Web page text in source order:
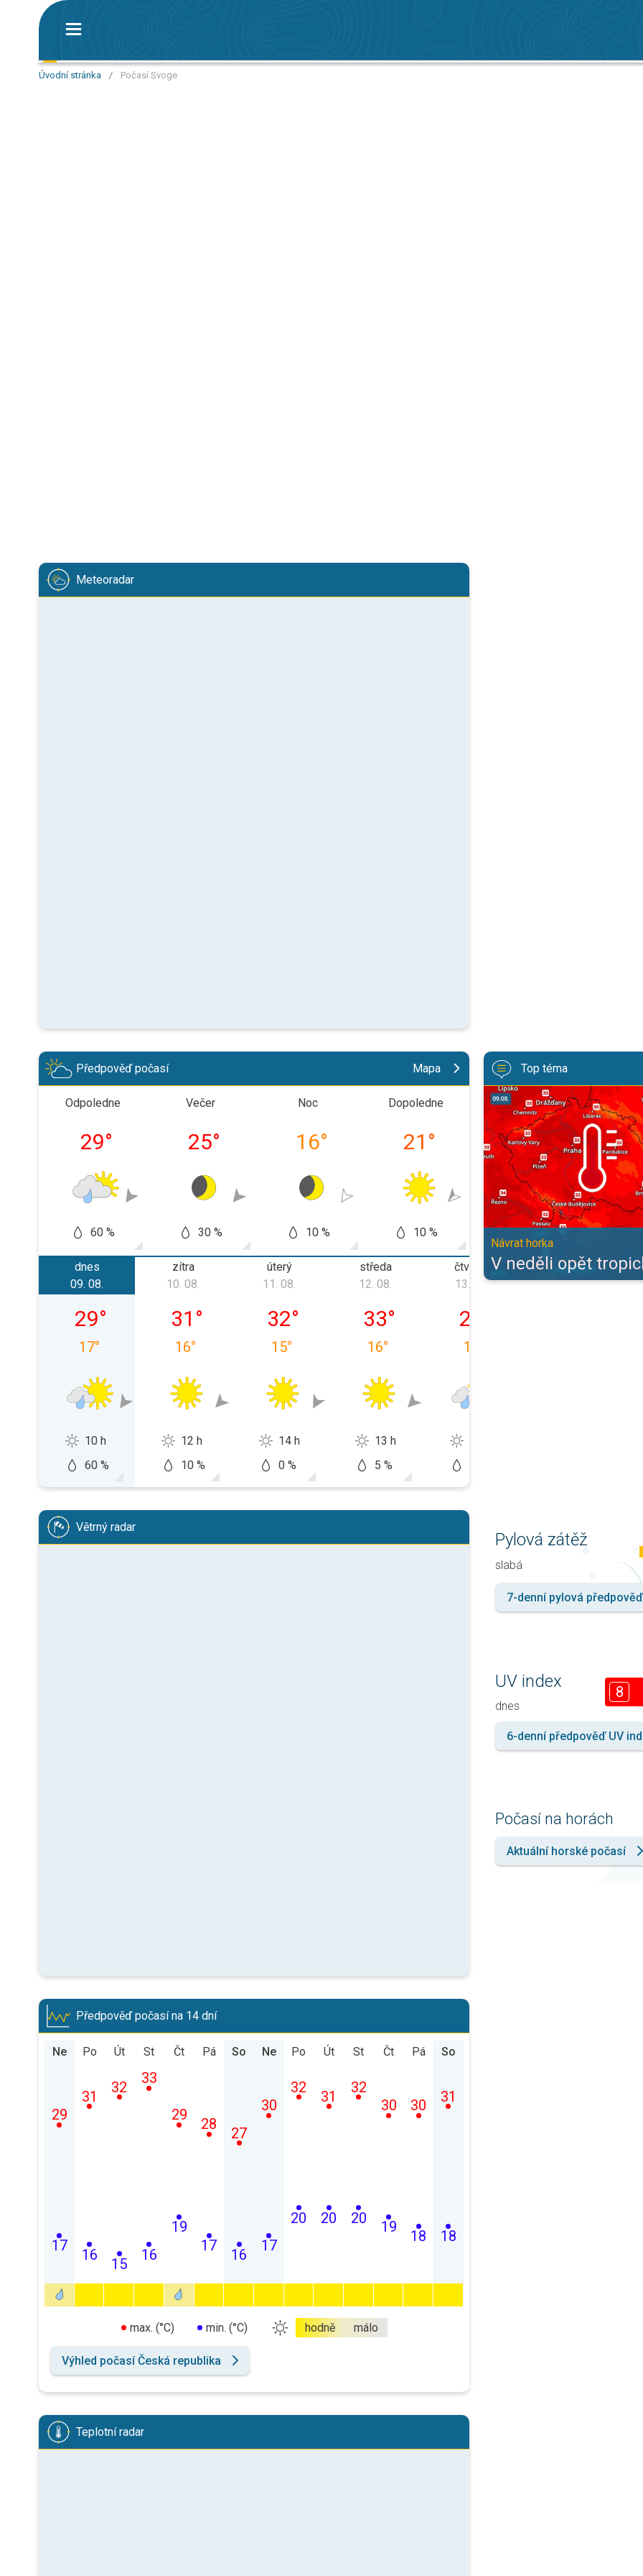
Úvodní stránka / Počasí Svoge
Meteoradar
Předpověď počasí Mapa
Odpoledne
29°
60 %
Večer
25°
30 %
Noc
16°
10 %
Dopoledne
21 °
10 %
Odpoledne
31°
5 %
26
0
dnes
neděle 09. 08.
09. 08.
29°
17°
10 h
60 %
zítra
pondělí 10. 08.
10. 08.
31 °
16°
12 h
10 %
úterý
úterý 11. 08.
11. 08.
32°
15°
14 h
0 %
středa
středa 12. 08.
12. 08.
33°
16°
13 h
5 %
čtvrtek
13. 08.
29
19
pátek
14. 08.
Top téma
V neděli opět tropické teploty.
Návrat horka
V neděli opět
Větrný radar
Předpověď počasí na 14 dní
Ne
17
29
Po
16
31
Út
15
32
St
16
33
Čt
19
29
Pá
17
28
So
16
27
Ne
17
30
Po
20
32
Út
20
31
St
20
32
Čt
19
30
Pá
18
30
So
18
31
max. (°C) min. (°C) hodně málo
Výhled počasí Česká republika
Teplotní radar
Pylová zátěž
slabá
7-denní pylová předpověď
UV index
dnes
8
6-denní předpověď UV
Počasí na horách
Aktuální horské počasí